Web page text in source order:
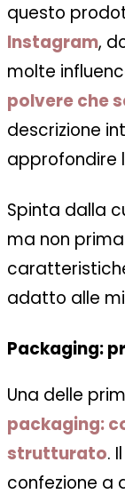
questo
Instagram,
molte
polvere che
descrizione
approfondire
Spinta dalla
ma non
adatto alle
Packaging:
Una delle
packaging:
strutturato.
confezione a